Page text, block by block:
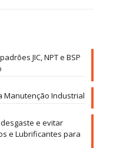
JIC, NPT e BSP
Manutenção Industrial
e evitar
e Lubrificantes para